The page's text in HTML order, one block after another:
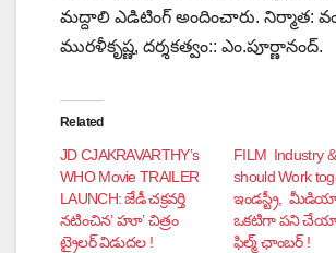
మద్దాలి ఎడిటింగ్ అందించారు. నిర్మాత:
మురళీకృష్ణ, దర్శకత్వం:: ఎం.పూర్ణానంద్.
Related
JD CJAKRAVARTHY’s
WHO Movie TRAILER
LAUNCH: జేడీ చక్రవర్తి
నటించిన’ హూ’ చిత్రం
ట్రైలర్ విడుదల !
FILM Industry
should Work
ఇండస్ట్రీ,
ఒకటిగా పని
ఫిల్మ్ ఛాంబర్ !